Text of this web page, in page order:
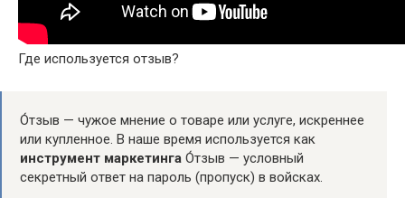
Где используется отзыв?
О́тзыв — чужое мнение о товаре или услуге, искреннее
или купленное. В наше время используется как
инструмент маркетинга О́тзыв — условный
секретный ответ на пароль (пропуск) в войсках.